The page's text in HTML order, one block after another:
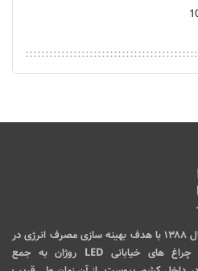
شرکت مهندسی نورفن اسپادانا در سال ۱۳۸۸ با هدف بهینه سازی مصرف انرژی در
سیستم های روشنایی و با تولید چراغ های خیابانی LED روژان به جمع